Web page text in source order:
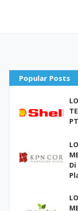
Popular Posts
Di